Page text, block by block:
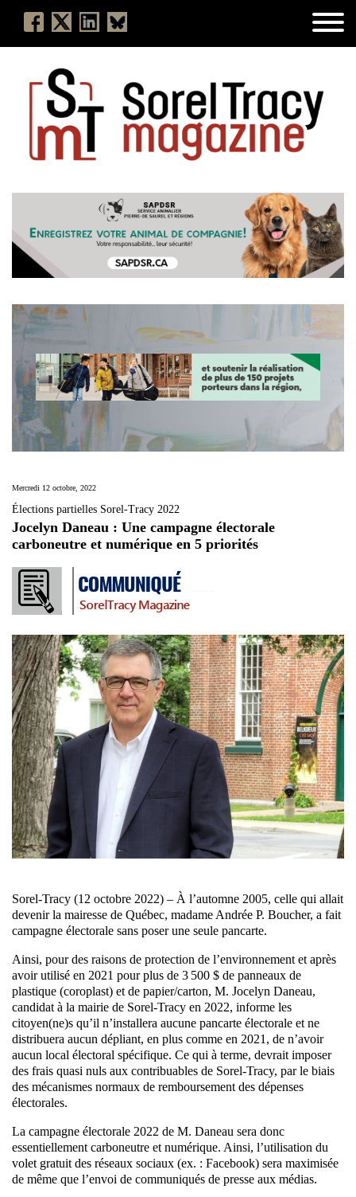
Mercredi 12 octobre, 2022
Élections partielles Sorel-Tracy 2022
Jocelyn Daneau : Une campagne électorale
carboneutre et numérique en 5 priorités
Sorel-Tracy (12 octobre 2022) – À l’automne 2005, celle qui allait
devenir la mairesse de Québec, madame Andrée P. Boucher, a fait
campagne électorale sans poser une seule pancarte.
Ainsi, pour des raisons de protection de l’environnement et après
avoir utilisé en 2021 pour plus de 3 500 $ de panneaux de
plastique (coroplast) et de papier/carton, M. Jocelyn Daneau,
candidat à la mairie de Sorel-Tracy en 2022, informe les
citoyen(ne)s qu’il n’installera aucune pancarte électorale et ne
distribuera aucun dépliant, en plus comme en 2021, de n’avoir
aucun local électoral spécifique. Ce qui à terme, devrait imposer
des frais quasi nuls aux contribuables de Sorel-Tracy, par le biais
des mécanismes normaux de remboursement des dépenses
électorales.
La campagne électorale 2022 de M. Daneau sera donc
essentiellement carboneutre et numérique. Ainsi, l’utilisation du
volet gratuit des réseaux sociaux (ex. : Facebook) sera maximisée
de même que l’envoi de communiqués de presse aux médias.